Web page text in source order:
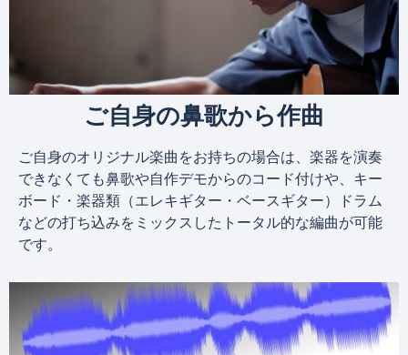
ご自身の鼻歌から作曲
ご自身のオリジナル楽曲をお持ちの場合は、楽器を演奏
できなくても鼻歌や自作デモからのコード付けや、キー
ボード・楽器類（エレキギター・ベースギター）ドラム
などの打ち込みをミックスしたトータル的な編曲が可能
です。